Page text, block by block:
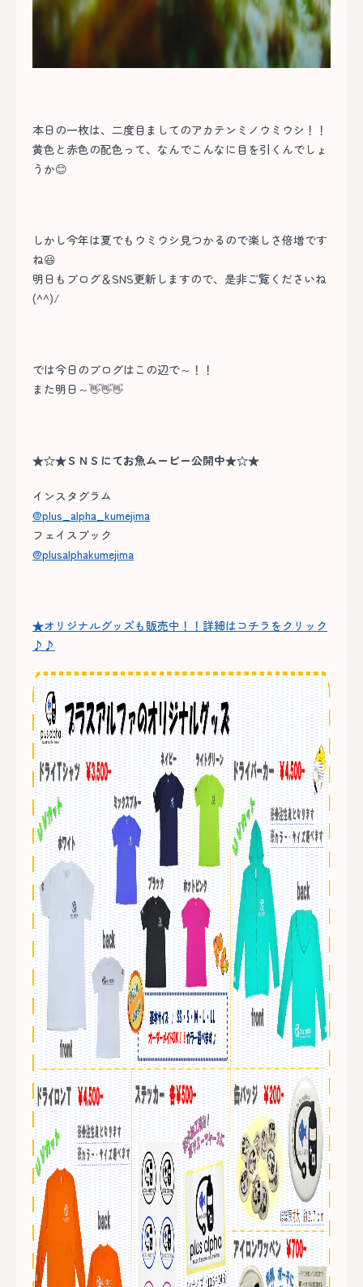
本日の一枚は、二度目ましてのアカテンミノウミウシ！！
黄色と赤色の配色って、なんでこんなに目を引くんでしょ
うか😊
しかし今年は夏でもウミウシ見つかるので楽しさ倍増です
ね😆
明日もブログ＆SNS更新しますので、是非ご覧くださいね
(^^)/
では今日のブログはこの辺で～！！
また明日～👋👋👋
★☆★ＳＮＳにてお魚ムービー公開中★☆★
インスタグラム
@plus_alpha_kumejima
フェイスブック
@plusalphakumejima
★オリジナルグッズも販売中！！詳細はコチラをクリック
♪♪